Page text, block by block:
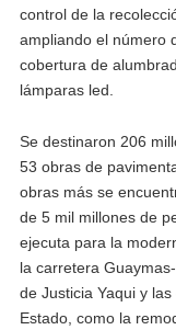
control de la
ampliando el número
cobertura de
lámparas led.
Se destinaron 206
53 obras de
obras más se
de 5 mil millones de
ejecuta para la
la carretera
de Justicia Yaqui y
Estado, como la